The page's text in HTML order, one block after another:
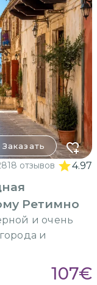
Заказать
отзывов 4.97
Ретимно
и очень
и
107€